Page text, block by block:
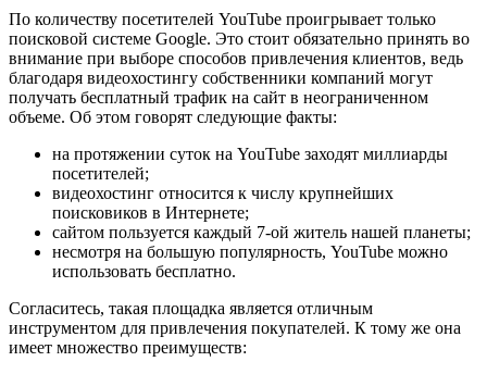
По количеству посетителей YouTube проигрывает только
поисковой системе Google. Это стоит обязательно принять во
внимание при выборе способов привлечения клиентов, ведь
благодаря видеохостингу собственники компаний могут
получать бесплатный трафик на сайт в неограниченном
объеме. Об этом говорят следующие факты:
на протяжении суток на YouTube заходят миллиарды
посетителей;
видеохостинг относится к числу крупнейших
поисковиков в Интернете;
сайтом пользуется каждый 7-ой житель нашей планеты;
несмотря на большую популярность, YouTube можно
использовать бесплатно.
Согласитесь, такая площадка является отличным
инструментом для привлечения покупателей. К тому же она
имеет множество преимуществ: